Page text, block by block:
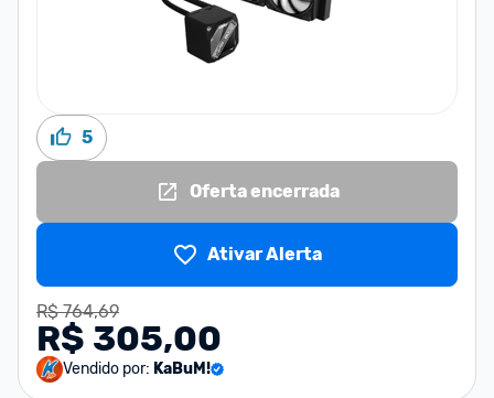
5
Oferta encerrada
Ativar Alerta
R$ 764,69
R$ 305,00
Vendido por: KaBuM!